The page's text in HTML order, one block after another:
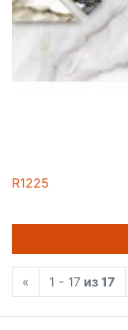
R1225
« 1 - 17 из 17